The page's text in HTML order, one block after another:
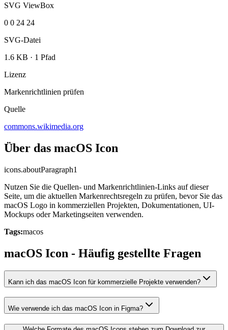
SVG ViewBox
0 0 24 24
SVG-Datei
1.6 KB · 1 Pfad
Lizenz
Markenrichtlinien prüfen
Quelle
commons.wikimedia.org
Über das macOS Icon
icons.aboutParagraph1
Nutzen Sie die Quellen- und Markenrichtlinien-Links auf dieser
Seite, um die aktuellen Markenrechtsregeln zu prüfen, bevor Sie das
macOS Logo in kommerziellen Projekten, Dokumentationen, UI-
Mockups oder Marketingseiten verwenden.
Tags:macos
macOS Icon - Häufig gestellte Fragen
Kann ich das macOS Icon für kommerzielle Projekte verwenden?
Wie verwende ich das macOS Icon in Figma?